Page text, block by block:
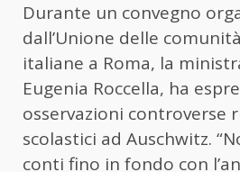
Durante un convegno
dall’Unione delle
italiane a Roma, la
Eugenia Roccella, ha
osservazioni controverse
scolastici ad Auschwitz.
conti fino in fondo con